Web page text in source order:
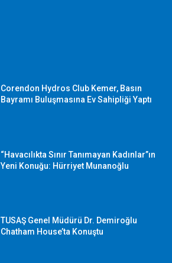
Corendon Hydros Club Kemer, Basın
Bayramı Buluşmasına Ev Sahipliği Yaptı
“Havacılıkta Sınır Tanımayan Kadınlar”ın
Yeni Konuğu: Hürriyet Munanoğlu
TUSAŞ Genel Müdürü Dr. Demiroğlu
Chatham House’ta Konuştu